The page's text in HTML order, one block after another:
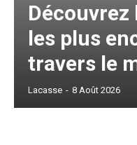
les plus
travers le
Lacasse - 8 Août 2026